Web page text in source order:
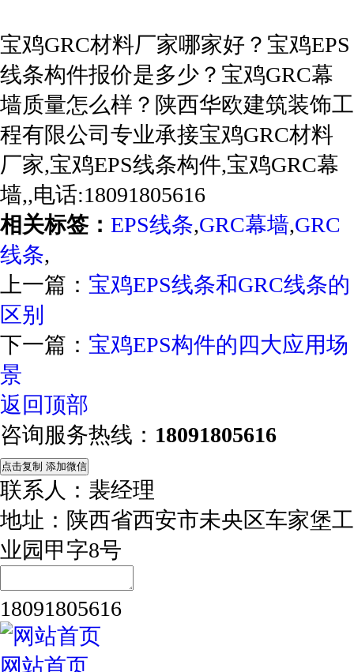
宝鸡GRC材料厂家哪家好？宝鸡EPS
线条构件报价是多少？宝鸡GRC幕
墙质量怎么样？陕西华欧建筑装饰工
程有限公司专业承接宝鸡GRC材料
厂家,宝鸡EPS线条构件,宝鸡GRC幕
墙,,电话:18091805616
相关标签： EPS线条,GRC幕墙,GRC
线条,
上一篇： 宝鸡EPS线条和GRC线条的
区别
下一篇： 宝鸡EPS构件的四大应用场
景
返回顶部
咨询服务热线： 18091805616
点击复制 添加微信
联系人：裴经理
地址：陕西省西安市未央区车家堡工
业园甲字8号
18091805616
网站首页